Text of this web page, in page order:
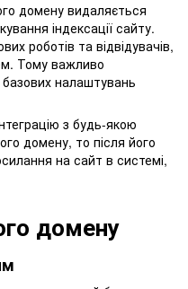
домену видаляється
індексації сайту.
роботів та відвідувачів,
Тому важливо
базових налаштувань
з будь-якою
домену, то після його
на сайт в системі,
домену